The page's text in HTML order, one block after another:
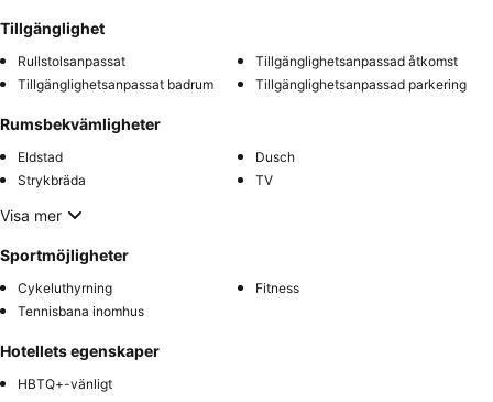
Tillgänglighet
Rullstolsanpassat
Tillgänglighetsanpassad åtkomst
Tillgänglighetsanpassat badrum
Tillgänglighetsanpassad parkering
Rumsbekvämligheter
Eldstad
Dusch
Strykbräda
TV
Visa mer
Sportmöjligheter
Cykeluthyrning
Fitness
Tennisbana inomhus
Hotellets egenskaper
HBTQ+-vänligt